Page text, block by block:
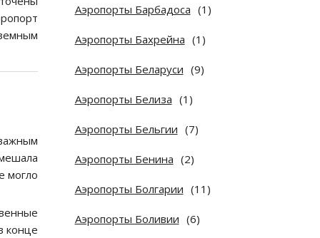
могло
конце
Аэропорты Барбадоса (1)
Аэропорты Бахрейна (1)
Аэропорты Беларуси (9)
Аэропорты Белиза (1)
Аэропорты Бельгии (7)
Аэропорты Бенина (2)
Аэропорты Болгарии (11)
Аэропорты Боливии (6)